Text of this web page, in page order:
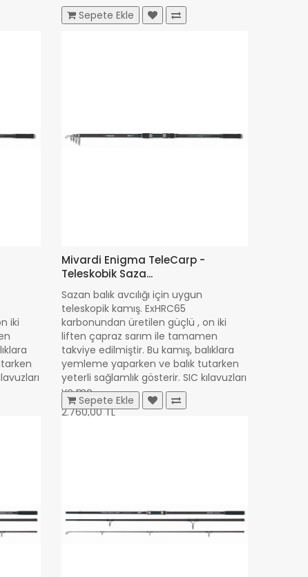
2.014,00 TL
Sepete Ekle
iki
Mivardi Enigma TeleCarp -
Teleskobik Saza...
Sazan balık avcılığı için uygun
teleskopik kamış. ExHRC65
karbonundan üretilen güçlü , on iki
liften çapraz sarım ile tamamen
takviye edilmiştir. Bu kamış, balıklara
yemleme yaparken ve balık tutarken
yeterli sağlamlık gösterir. SIC kılavuzları
ve mo..
2.760,00 TL
Sepete Ekle